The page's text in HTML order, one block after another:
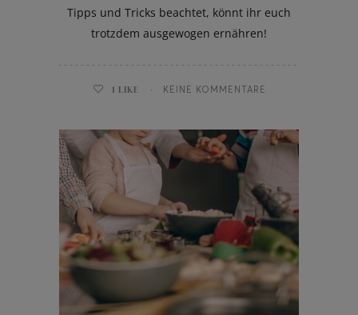
Eis am Stil
Tipps und Tricks beachtet, könnt ihr euch
trotzdem ausgewogen ernähren!
1 LIKE KEINE KOMMENTARE